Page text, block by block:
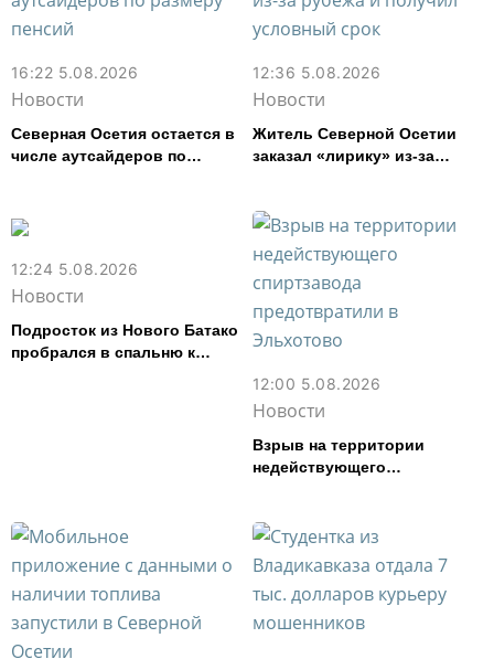
16:22 5.08.2026
Новости
Северная Осетия остается в
числе аутсайдеров по
12:36 5.08.2026
Новости
Житель Северной Осетии
заказал «лирику» из-за
12:24 5.08.2026
Новости
Подросток из Нового Батако
пробрался в спальню к
12:00 5.08.2026
Новости
Взрыв на территории
недействующего